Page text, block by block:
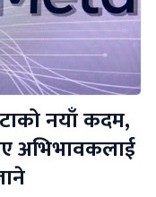
नयाँ कदम,
अभिभावकलाई